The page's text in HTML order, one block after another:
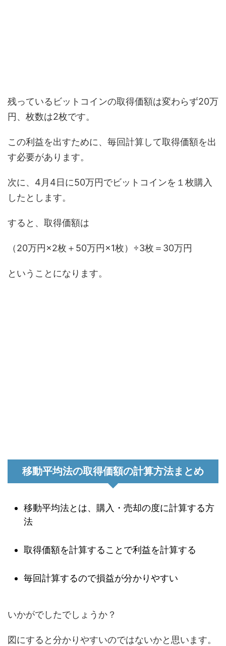
残っているビットコインの取得価額は変わらず20万
円、枚数は2枚です。
この利益を出すために、毎回計算して取得価額を出
す必要があります。
次に、4月4日に50万円でビットコインを１枚購入
したとします。
すると、取得価額は
（20万円×2枚＋50万円×1枚）÷3枚＝30万円
ということになります。
移動平均法の取得価額の計算方法まとめ
移動平均法とは、購入・売却の度に計算する方
法
取得価額を計算することで利益を計算する
毎回計算するので損益が分かりやすい
いかがでしたでしょうか？
図にすると分かりやすいのではないかと思います。